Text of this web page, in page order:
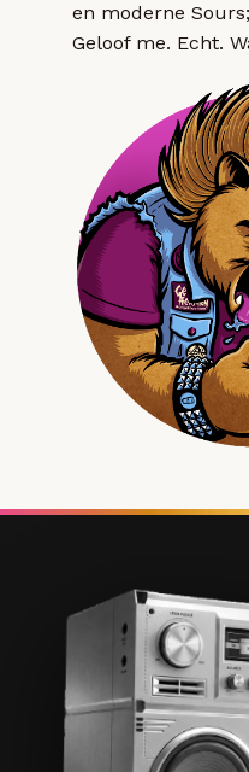
en moderne
Geloof me. Echt.